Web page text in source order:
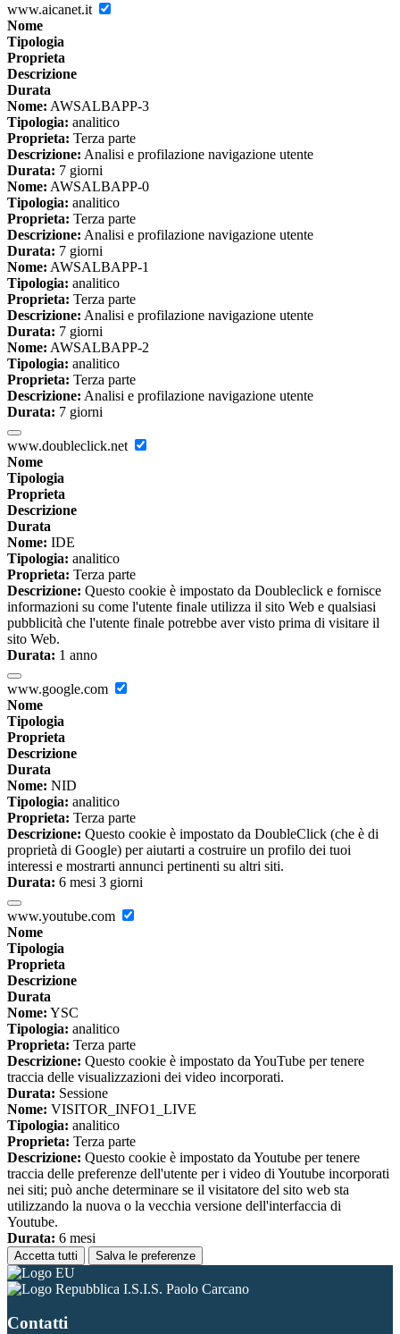
www.aicanet.it
Nome
Tipologia
Proprieta
Descrizione
Durata
Nome: AWSALBAPP-3
Tipologia: analitico
Proprieta: Terza parte
Descrizione: Analisi e profilazione navigazione utente
Durata: 7 giorni
Nome: AWSALBAPP-0
Tipologia: analitico
Proprieta: Terza parte
Descrizione: Analisi e profilazione navigazione utente
Durata: 7 giorni
Nome: AWSALBAPP-1
Tipologia: analitico
Proprieta: Terza parte
Descrizione: Analisi e profilazione navigazione utente
Durata: 7 giorni
Nome: AWSALBAPP-2
Tipologia: analitico
Proprieta: Terza parte
Descrizione: Analisi e profilazione navigazione utente
Durata: 7 giorni
www.doubleclick.net
Nome
Tipologia
Proprieta
Descrizione
Durata
Nome: IDE
Tipologia: analitico
Proprieta: Terza parte
Descrizione: Questo cookie è impostato da Doubleclick e fornisce
informazioni su come l'utente finale utilizza il sito Web e qualsiasi
pubblicità che l'utente finale potrebbe aver visto prima di visitare il
sito Web.
Durata: 1 anno
www.google.com
Nome
Tipologia
Proprieta
Descrizione
Durata
Nome: NID
Tipologia: analitico
Proprieta: Terza parte
Descrizione: Questo cookie è impostato da DoubleClick (che è di
proprietà di Google) per aiutarti a costruire un profilo dei tuoi
interessi e mostrarti annunci pertinenti su altri siti.
Durata: 6 mesi 3 giorni
www.youtube.com
Nome
Tipologia
Proprieta
Descrizione
Durata
Nome: YSC
Tipologia: analitico
Proprieta: Terza parte
Descrizione: Questo cookie è impostato da YouTube per tenere
traccia delle visualizzazioni dei video incorporati.
Durata: Sessione
Nome: VISITOR_INFO1_LIVE
Tipologia: analitico
Proprieta: Terza parte
Descrizione: Questo cookie è impostato da Youtube per tenere
traccia delle preferenze dell'utente per i video di Youtube incorporati
nei siti; può anche determinare se il visitatore del sito web sta
utilizzando la nuova o la vecchia versione dell'interfaccia di
Youtube.
Durata: 6 mesi
Accetta tutti Salva le preferenze
I.S.I.S. Paolo Carcano
Contatti